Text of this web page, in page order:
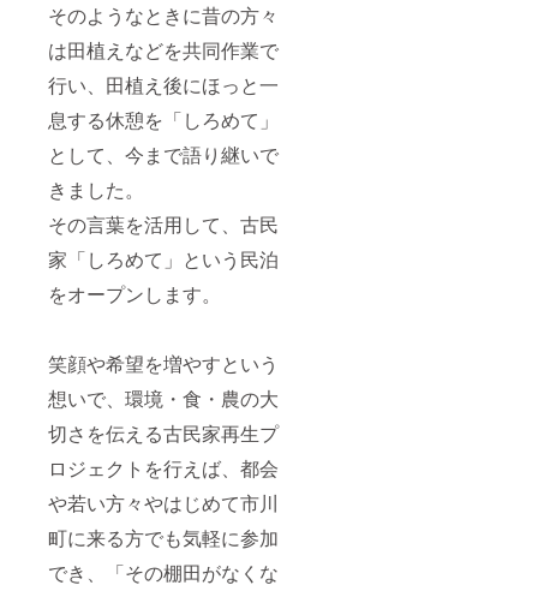
そのようなときに昔の方々
は田植えなどを共同作業で
行い、田植え後にほっと一
息する休憩を「しろめて」
として、今まで語り継いで
きました。
その言葉を活用して、古民
家「しろめて」という民泊
をオープンします。
笑顔や希望を増やすという
想いで、環境・食・農の大
切さを伝える古民家再生プ
ロジェクトを行えば、都会
や若い方々やはじめて市川
町に来る方でも気軽に参加
でき、「その棚田がなくな